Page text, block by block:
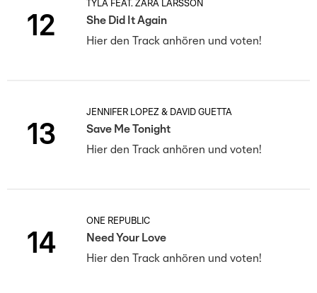
12
TYLA FEAT. ZARA LARSSON
She Did It Again
Hier den Track anhören und voten!
13
JENNIFER LOPEZ & DAVID GUETTA
Save Me Tonight
Hier den Track anhören und voten!
14
ONE REPUBLIC
Need Your Love
Hier den Track anhören und voten!